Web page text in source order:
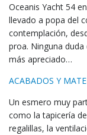
Oceanis Yacht 54
llevado a popa del
contemplación,
proa. Ninguna
más apreciado…
ACABADOS Y
Un esmero muy
como la tapicería
regalillas, la